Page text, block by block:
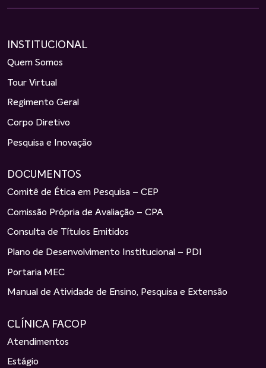
INSTITUCIONAL
Quem Somos
Tour Virtual
Regimento Geral
Corpo Diretivo
Pesquisa e Inovação
DOCUMENTOS
Comitê de Ética em Pesquisa – CEP
Comissão Própria de Avaliação – CPA
Consulta de Títulos Emitidos
Plano de Desenvolvimento Institucional – PDI
Portaria MEC
Manual de Atividade de Ensino, Pesquisa e Extensão
CLÍNICA FACOP
Atendimentos
Estágio